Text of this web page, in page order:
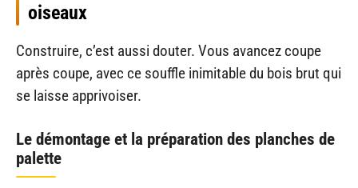
oiseaux
Construire, c’est aussi douter. Vous avancez coupe
après coupe, avec ce souffle inimitable du bois brut qui
se laisse apprivoiser.
Le démontage et la préparation des planches de
palette